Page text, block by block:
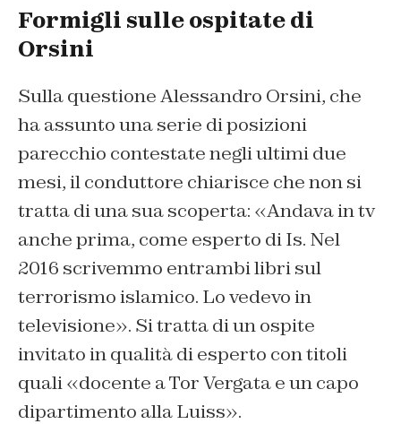
Formigli sulle ospitate di
Orsini
Sulla questione Alessandro Orsini, che
ha assunto una serie di posizioni
parecchio contestate negli ultimi due
mesi, il conduttore chiarisce che non si
tratta di una sua scoperta: «Andava in tv
anche prima, come esperto di Is. Nel
2016 scrivemmo entrambi libri sul
terrorismo islamico. Lo vedevo in
televisione». Si tratta di un ospite
invitato in qualità di esperto con titoli
quali «docente a Tor Vergata e un capo
dipartimento alla Luiss».